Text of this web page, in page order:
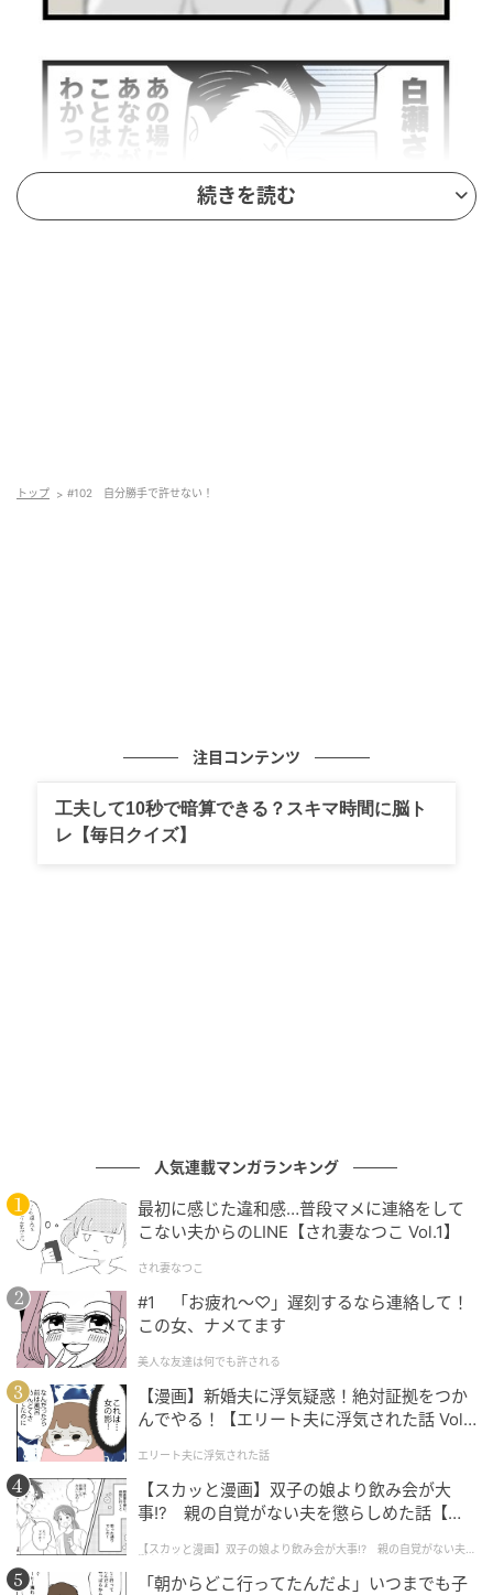
続きを読む
トップ #102 自分勝手で許せない！
注目コンテンツ
工夫して10秒で暗算できる？スキマ時間に脳ト
レ【毎日クイズ】
人気連載マンガランキング
最初に感じた違和感…普段マメに連絡をして
こない夫からのLINE【され妻なつこ Vol.1】
され妻なつこ
#1 「お疲れ〜♡」遅刻するなら連絡して！
この女、ナメてます
美人な友達は何でも許される
【漫画】新婚夫に浮気疑惑！絶対証拠をつか
んでやる！【エリート夫に浮気された話 Vol.
エリート夫に浮気された話
【スカッと漫画】双子の娘より飲み会が大
事!? 親の自覚がない夫を懲らしめた話【第1
【スカッと漫画】双子の娘より飲み会が大事!? 親の自覚がない夫を
懲らしめた話
「朝からどこ行ってたんだよ」いつまでも子